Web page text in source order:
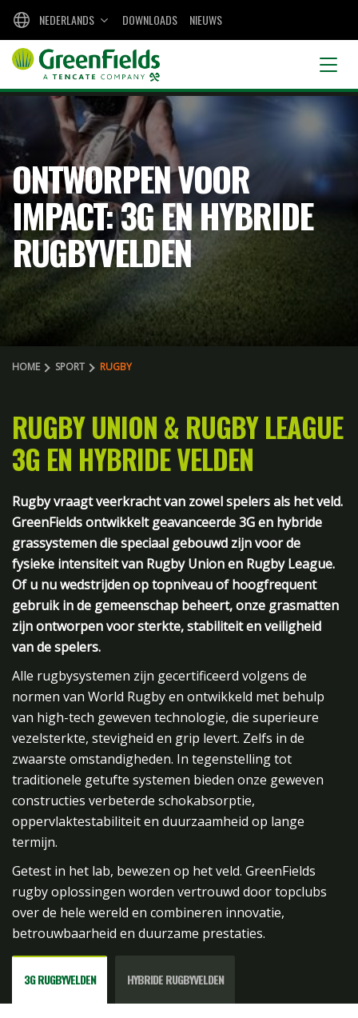
DOWNLOADS NIEUWS
NEDERLANDS
ONTWORPEN VOOR
IMPACT: 3G EN HYBRIDE
RUGBYVELDEN
HOME SPORT RUGBY
RUGBY UNION & RUGBY LEAGUE
3G EN HYBRIDE VELDEN
Rugby vraagt veerkracht van zowel spelers als het veld.
GreenFields ontwikkelt geavanceerde 3G en hybride
grassystemen die speciaal gebouwd zijn voor de
fysieke intensiteit van Rugby Union en Rugby League.
Of u nu wedstrijden op topniveau of hoogfrequent
gebruik in de gemeenschap beheert, onze grasmatten
zijn ontworpen voor sterkte, stabiliteit en veiligheid
van de spelers.
Alle rugbysystemen zijn gecertificeerd volgens de
normen van World Rugby en ontwikkeld met behulp
van high-tech geweven technologie, die superieure
vezelsterkte, stevigheid en grip levert. Zelfs in de
zwaarste omstandigheden. In tegenstelling tot
traditionele getufte systemen bieden onze geweven
constructies verbeterde schokabsorptie,
oppervlaktestabiliteit en duurzaamheid op lange
termijn.
Getest in het lab, bewezen op het veld. GreenFields
rugby oplossingen worden vertrouwd door topclubs
over de hele wereld en combineren innovatie,
betrouwbaarheid en duurzame prestaties.
3G RUGBYVELDEN HYBRIDE RUGBYVELDEN